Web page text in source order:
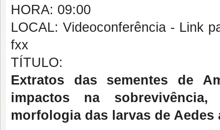
HORA: 09:00
LOCAL: Videoconferência - Link
fxx
TÍTULO:
Extratos das sementes de
impactos na
morfologia das larvas de